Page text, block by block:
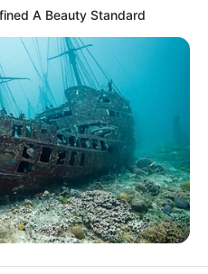
A Beauty Standard